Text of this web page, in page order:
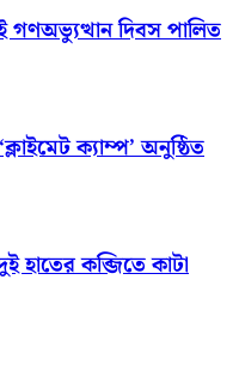
গণঅভ্যুত্থান দিবস পালিত
ক্যাম্প’ অনুষ্ঠিত
হাতের কব্জিতে কাটা